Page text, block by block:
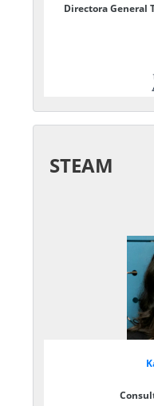
Directora General
STEAM